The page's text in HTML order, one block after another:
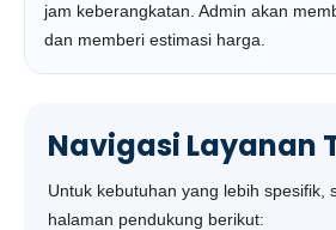
jam keberangkatan. Admin akan
dan memberi estimasi harga.
Navigasi Layanan
Untuk kebutuhan yang lebih spesifik,
halaman pendukung berikut: